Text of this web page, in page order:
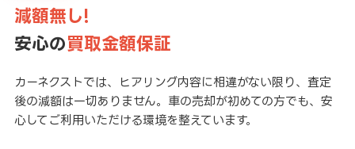
減額無し!
安心の買取金額保証
カーネクストでは、ヒアリング内容に相違がない限り、査定
後の減額は一切ありません。車の売却が初めての方でも、安
心してご利用いただける環境を整えています。